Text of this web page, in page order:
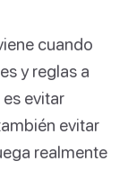
cuando
y reglas a
evitar
evitar
realmente